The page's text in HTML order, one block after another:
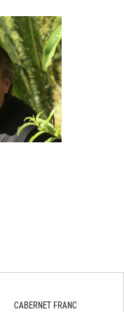
CABERNET FRANC